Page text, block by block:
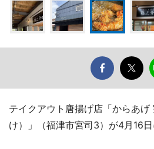
テイクアウト唐揚げ店「からあげ
け）」（福津市宮司3）が4月16日